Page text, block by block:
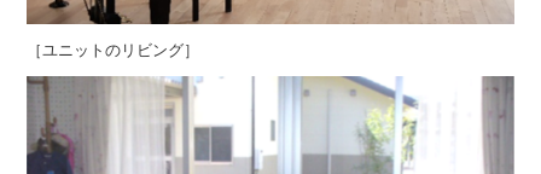
［ユニットのリビング］